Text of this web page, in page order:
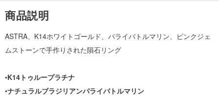
商品説明
ASTRA、K14ホワイトゴールド、パライバトルマリン、ピンクジェ
ムストーンで手作りされた隕石リング
•K14トゥループラチナ
•ナチュラルブラジリアンパライバトルマリン